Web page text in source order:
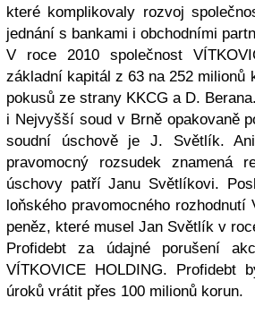
které komplikovaly rozvoj
jednání s bankami i obchodními
V roce 2010 společnost
základní kapitál z 63 na 252 milionů
pokusů ze strany KKCG a D.
i Nejvyšší soud v Brně opakovaně
soudní úschově je J. Světlík.
pravomocný rozsudek
úschovy patří Janu Světlíkovi.
loňského pravomocného
peněz, které musel Jan Světlík v
Profidebt za údajné porušení
VÍTKOVICE HOLDING.
úroků vrátit přes 100 milionů korun.